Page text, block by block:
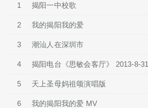
1 揭阳一中校歌
2 我的揭阳我的爱
3 潮汕人在深圳市
4 揭阳电台《思敏会客厅》 2013-8-31
5 天上圣母妈祖颂演唱版
6 我的揭阳我的爱 MV